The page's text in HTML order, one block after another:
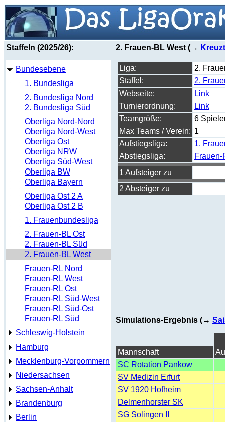
Staffeln (2025/26):
Bundesebene
1. Bundesliga
2. Bundesliga Nord
2. Bundesliga Süd
Oberliga Nord-Nord
Oberliga Nord-West
Oberliga Ost
Oberliga NRW
Oberliga Süd-West
Oberliga BW
Oberliga Bayern
Oberliga Ost 2 A
Oberliga Ost 2 B
1. Frauenbundesliga
2. Frauen-BL Ost
2. Frauen-BL Süd
2. Frauen-BL West
Frauen-RL Nord
Frauen-RL West
Frauen-RL Ost
Frauen-RL Süd-West
Frauen-RL Süd-Ost
Frauen-RL Süd
Schleswig-Holstein
Hamburg
Mecklenburg-Vorpommern
Niedersachsen
Sachsen-Anhalt
Brandenburg
Berlin
2. Frauen-BL West (→
Liga:
2.
Staffel:
2.
Webseite:
Link
Turnierordnung:
Link
Teamgröße:
6
Max Teams / Verein: 1
Aufstiegsliga:
1.
Abstiegsliga:
1 Aufsteiger zu
2 Absteiger zu
Simulations-Ergebnis (→
Mannschaft
SC Rotation Pankow
SV Medizin Erfurt
SV 1920 Hofheim
Delmenhorster SK
SG Solingen II